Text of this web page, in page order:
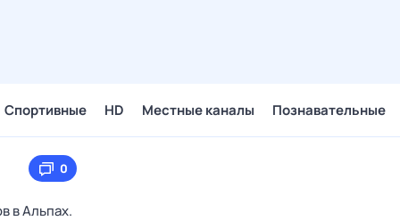
Спортивные HD Местные каналы Познавательные
0
в Альпах.